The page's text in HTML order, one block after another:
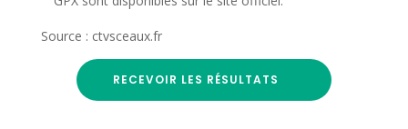
Source : ctvsceaux.fr
RECEVOIR LES RÉSULTATS